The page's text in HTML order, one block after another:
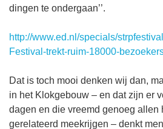
dingen te ondergaan’’.
http://www.ed.nl/specials/
Festival-trekt-ruim-18000-
Dat is toch mooi denken wij dan,
in het Klokgebouw – en dat zijn er
dagen en die vreemd genoeg allen
gerelateerd meekrijgen – denkt